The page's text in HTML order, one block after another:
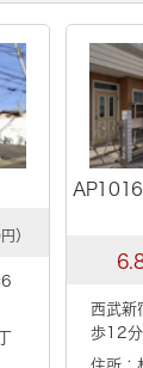
）
6
AP1016
西武新
歩12分